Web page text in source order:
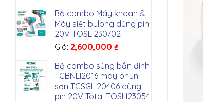
Bộ combo Máy khoan &
Máy siết bulong dùng pin
20V TOSLI230702
Giá: 2,600,000 ₫
Bộ combo súng bắn đinh
TCBNLI2016 máy phun
sơn TCSGLI20406 dùng
pin 20V Total TOSLI23054